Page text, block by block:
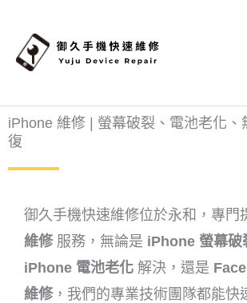
iPhone 維修 | 螢幕破裂、電池老化、
復
御久手機快速維修位於永和，專門
維修服務，無論是 iPhone 螢幕破
iPhone 電池老化 解決，還是
維修，我們的專業技術團隊都能快